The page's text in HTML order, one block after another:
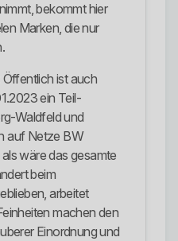
bekommt hier
Marken, die nur
Öffentlich ist auch
ein Teil-
Waldfeld und
auf Netze BW
wäre das gesamte
beim
arbeitet
machen den
Einordnung und